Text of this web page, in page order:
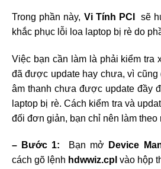
Trong phần này, Vi Tính PCI
sẽ
khắc phục lỗi loa laptop bị rè do
Việc bạn cần làm là phải kiểm tra
đã được update hay chưa, vì cũng
âm thanh chưa được update đầy
laptop bị rè. Cách kiểm tra và
đối đơn giản, bạn chỉ nên làm
– Bước 1: Bạn mở Device
cách gõ lệnh hdwwiz.cpl vào hộp